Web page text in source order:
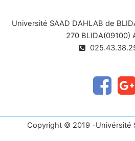
Université SAAD DAHLAB de
270 BLIDA(09100)
Copyright © 2019 -Univérsité